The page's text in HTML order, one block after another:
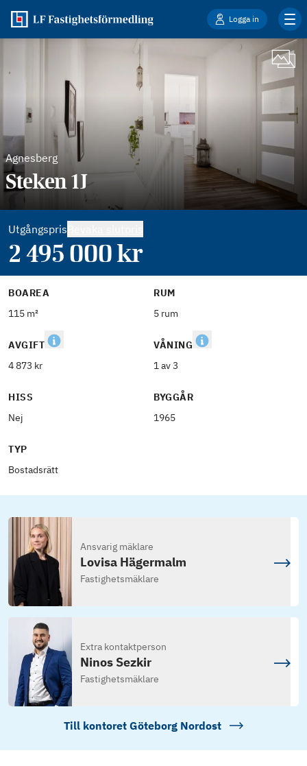
Logga in
Agnesberg
Steken 1J
Utgångspris
2 495 000kr
BOAREA
115 m²
RUM
5 rum
AVGIFT
4 873 kr
VÅNING
1 av 3
HISS
Nej
BYGGÅR
1965
TYP
Bostadsrätt
Ansvarig mäklare
Lovisa Hägermalm
Fastighetsmäklare
Extra kontaktperson
Ninos Sezkir
Fastighetsmäklare
Till kontoret Göteborg Nordost